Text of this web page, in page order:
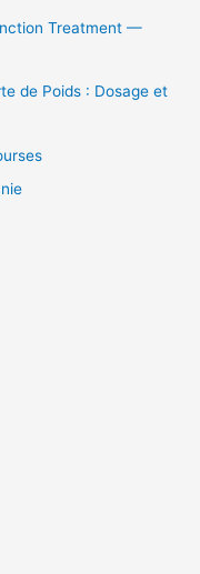
Treatment —
de Poids : Dosage et